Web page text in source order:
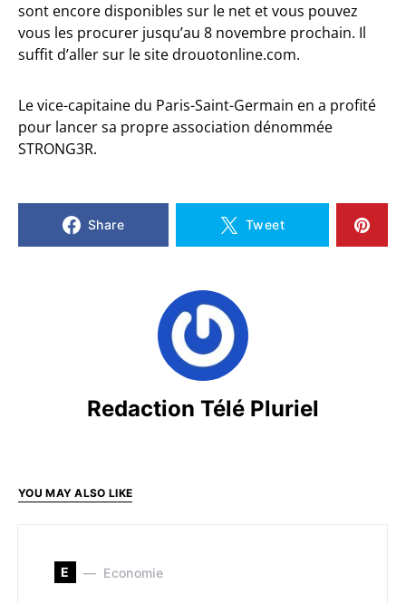
sont encore disponibles sur le net et vous pouvez
vous les procurer jusqu’au 8 novembre prochain. Il
suffit d’aller sur le site drouotonline.com.
Le vice-capitaine du Paris-Saint-Germain en a profité
pour lancer sa propre association dénommée
STRONG3R.
Share Tweet
Redaction Télé Pluriel
YOU MAY ALSO LIKE
E Economie